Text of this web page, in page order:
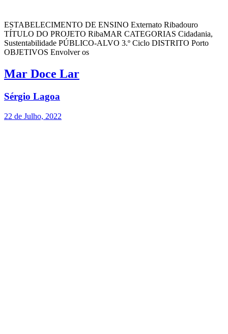
ESTABELECIMENTO DE ENSINO Externato Ribadouro
TÍTULO DO PROJETO RibaMAR CATEGORIAS Cidadania,
Sustentabilidade PÚBLICO-ALVO 3.º Ciclo DISTRITO Porto
OBJETIVOS Envolver os
Mar Doce Lar
Sérgio Lagoa
22 de Julho, 2022